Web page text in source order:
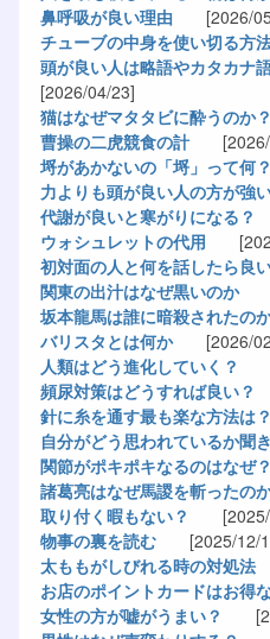
鼻呼吸が良い理由[2026/
チューブの中身を使い切る方
頭が良い人は略語やカタカナ
[2026/04/23]
猫はなぜマタタビに酔うのか？
曹操の二虎競食の計[2026/
埒があかないの「埒」って何？
力よりも頭が良い人の方が強
代謝が良いと寒がりになる？
ウォシュレットの代用
初対面の人と何を話したら良
関東の出汁はなぜ黒いのか
坂本龍馬は誰に暗殺されたの
バリスタとは何か[2026/
人類はどう進化していく？
頻尿対策はどうすれば良い？
針に糸を通す最も楽な方法は？
自分がどう思われているか聞
関節がポキポキなるのはなぜ？
諸葛亮はなぜ馬謖を斬ったの
取り付く暇もない？
[2025/
物事の裏を読む[2025/12/
太ももがしびれる時の対処法
お店のポイントカードはお得
女性の方が嘘がうまい？